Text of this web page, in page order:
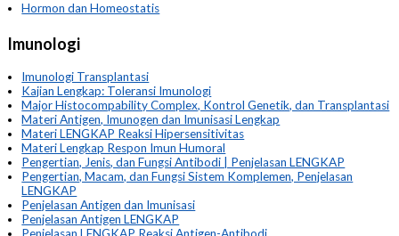
Hormon dan Homeostatis
Imunologi
Imunologi Transplantasi
Kajian Lengkap: Toleransi Imunologi
Major Histocompability Complex, Kontrol Genetik, dan Transplantasi
Materi Antigen, Imunogen dan Imunisasi Lengkap
Materi LENGKAP Reaksi Hipersensitivitas
Materi Lengkap Respon Imun Humoral
Pengertian, Jenis, dan Fungsi Antibodi | Penjelasan LENGKAP
Pengertian, Macam, dan Fungsi Sistem Komplemen, Penjelasan
LENGKAP
Penjelasan Antigen dan Imunisasi
Penjelasan Antigen LENGKAP
Penjelasan LENGKAP Reaksi Antigen-Antibodi